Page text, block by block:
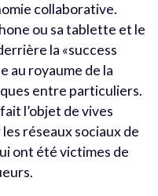
collaborative.
ou sa tablette et le
la «success
au royaume de la
entre particuliers.
l’objet de vives
réseaux sociaux de
ont été victimes de